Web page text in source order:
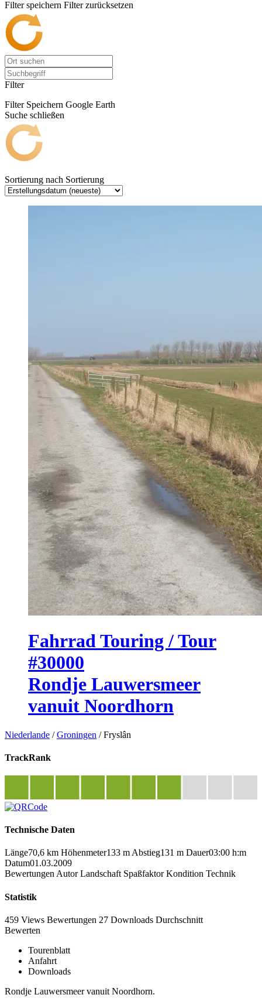
Filter speichern Filter zurücksetzen
Filter
Filter Speichern Google Earth
Suche schließen
Sortierung nach Sortierung
Fahrrad Touring / Tour
#30000
Rondje Lauwersmeer
vanuit Noordhorn
Niederlande /Groningen /Fryslân
TrackRank
Technische Daten
Länge70,6 km Höhenmeter133 m Abstieg131 m Dauer03:00 h:m
Datum01.03.2009
Bewertungen Autor Landschaft Spaßfaktor Kondition Technik
Statistik
459 Views Bewertungen 27 Downloads Durchschnitt
Bewerten
Tourenblatt
Anfahrt
Downloads
Rondje Lauwersmeer vanuit Noordhorn.